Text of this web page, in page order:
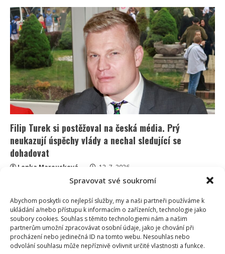
Spravovat své soukromí
Abychom poskytli co nejlepší služby, my a naši partneři používáme k
ukládání a/nebo přístupu k informacím o zařízeních, technologie jako
soubory cookies. Souhlas s těmito technologiemi nám a našim
partnerům umožní zpracovávat osobní údaje, jako je chování při
procházení nebo jedinečná ID na tomto webu. Nesouhlas nebo
odvolání souhlasu může nepříznivě ovlivnit určité vlastnosti a funkce.
se
zapsalo
do
historie
české
televizní
zábavy:
Od
roku
1993
vypráví
nejzajímavější
příběhy
Filip Turek si postěžoval na česká média. Prý
neukazují úspěchy vlády a nechal sledující se
dohadovat
Lenka Marousková 12. 7. 2026
Filip Turek si na sociálních sítích postěžoval, že média
neukazují úspěchy vlády. Jenže právě tady začíná
zajímavější...
VíceRead
more
about
Filip